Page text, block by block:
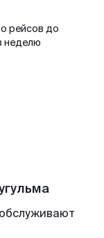
рейсов до
неделю